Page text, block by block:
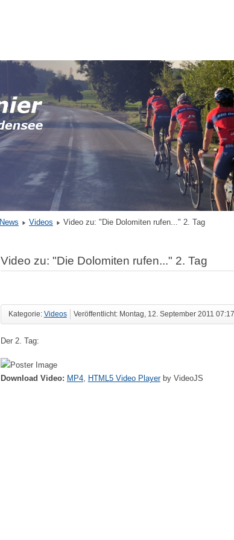
News Videos Video zu: "Die Dolomiten rufen..." 2. Tag
Video zu: "Die Dolomiten rufen..." 2. Tag
Kategorie: Videos Veröffentlicht: Montag, 12. September 2011 07:17
Der 2. Tag:
Download Video: MP4, HTML5 Video Playerby VideoJS